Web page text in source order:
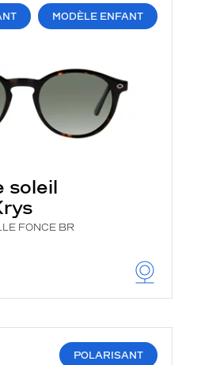
MODÈLE ENFANT
soleil
FONCE BR
POLARISANT